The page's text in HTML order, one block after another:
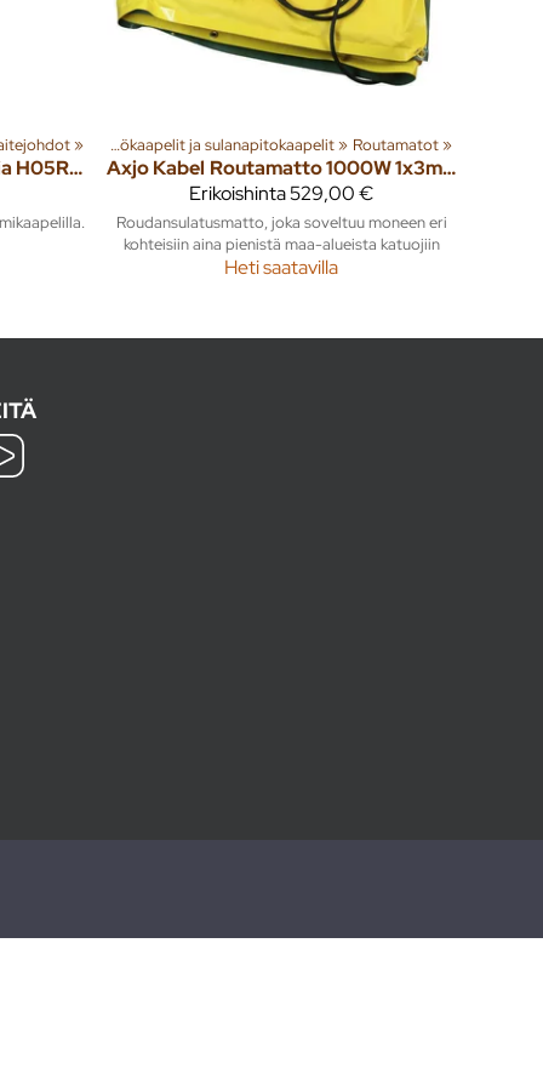
‪»
Liitosjohdot kumia H05RN-F/H07RN-F Axjo Kabel 2.5m
‪» Lämpökaapelit ja sulanapitokaapelit‪» Routamatot‪»
Axjo Kabel
Routamatto 1000W 1x3m 230V
Erikoishinta529,00 €
Roudansulatusmatto, joka soveltuu moneen eri
kohteisiin aina pienistä maa-alueista katuojiin
Heti saatavilla